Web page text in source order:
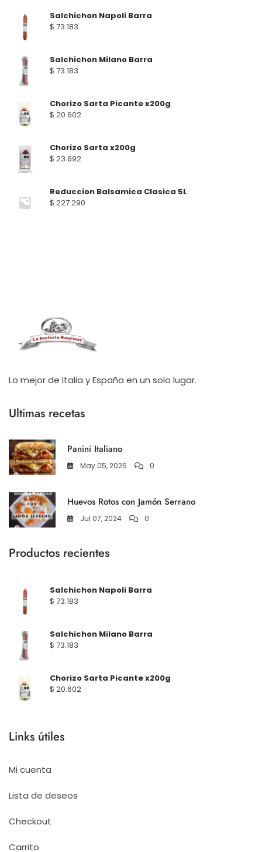
Salchichon Napoli Barra
$ 73.183
Salchichon Milano Barra
$ 73.183
Chorizo Sarta Picante x200g
$ 20.602
Chorizo Sarta x200g
$ 23.692
Reduccion Balsamica Clasica 5L
$ 227.290
Lo mejor de Italia y España en un solo lugar.
Ultimas recetas
Panini Italiano
May 05, 2026 0
Huevos Rotos con Jamón Serrano
Jul 07, 2024 0
Productos recientes
Salchichon Napoli Barra
$ 73.183
Salchichon Milano Barra
$ 73.183
Chorizo Sarta Picante x200g
$ 20.602
Links útiles
Mi cuenta
Lista de deseos
Checkout
Carrito